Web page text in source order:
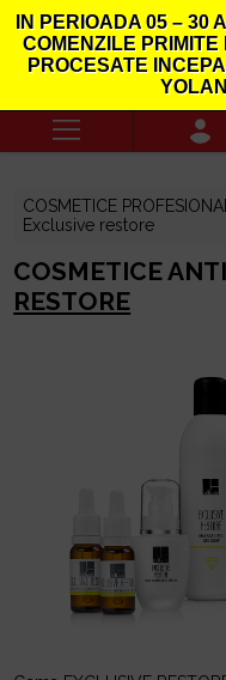
IN PERIOADA05 – 30
COMENZILE
PROCESATE
COSMETICE
Exclusive restore
COSMETICE
RESTORE